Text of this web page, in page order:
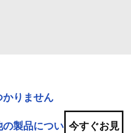
かりません
の製品につい 今すぐお見